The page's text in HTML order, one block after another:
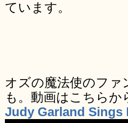
ています。
オズの魔法使のファ
も。動画はこちらか
Judy Garland Sings